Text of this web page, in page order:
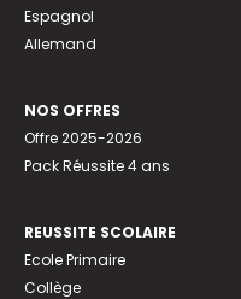
Espagnol
Allemand
NOS OFFRES
Offre 2025-2026
Pack Réussite 4 ans
REUSSITE SCOLAIRE
Ecole Primaire
Collège